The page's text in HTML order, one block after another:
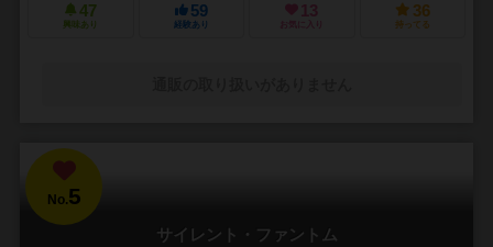
47
興味あり
59
経験あり
13
お気に入り
36
持ってる
No.5
サイレント・ファントム